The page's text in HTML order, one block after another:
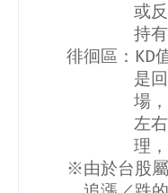
或
持
徘徊區： KD
是
場，
左
理
※由於台股